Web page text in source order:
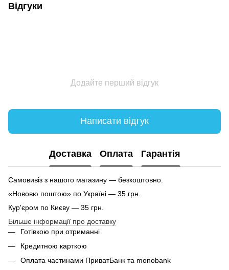
Відгуки
Додайте перший відгук
Написати відгук
Доставка Оплата Гарантія
Самовивіз з нашого магазину — безкоштовно.
«Нововю поштою» по Україні — 35 грн.
Кур'єром по Києву — 35 грн.
Більше інформації про доставку
Готівкою при отриманні
Кредитною карткою
Оплата частинами ПриватБанк та monobank